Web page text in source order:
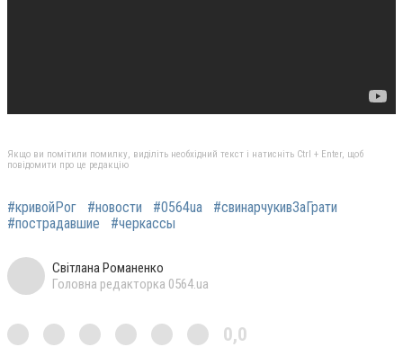
Якщо ви помітили помилку, виділіть необхідний текст і натисніть Ctrl + Enter, щоб
повідомити про це редакцію
#кривойРог #новости #0564ua
#свинарчукивЗаГрати
#пострадавшие
#черкассы
Світлана Романенко
Головна редакторка 0564.ua
0,0